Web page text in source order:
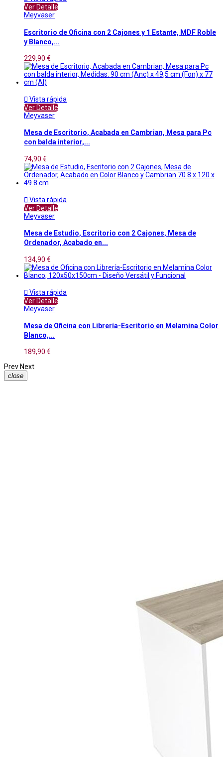
Ver Detalle
Meyvaser
Escritorio de Oficina con 2 Cajones y 1 Estante, MDF Roble
y Blanco,...
229,90 €
 Vista rápida
Ver Detalle
Meyvaser
Mesa de Escritorio, Acabada en Cambrian, Mesa para Pc
con balda interior,...
74,90 €
 Vista rápida
Ver Detalle
Meyvaser
Mesa de Estudio, Escritorio con 2 Cajones, Mesa de
Ordenador, Acabado en...
134,90 €
 Vista rápida
Ver Detalle
Meyvaser
Mesa de Oficina con Librería-Escritorio en Melamina Color
Blanco,...
189,90 €
Prev Next
close